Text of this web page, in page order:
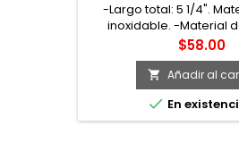
-Largo total: 5 1/4".
inoxidable. -Material
PP+TPR. -Tipo de filo:
punta: punta. -Tijera para
Precio
$58.00
 Añadir al
 En